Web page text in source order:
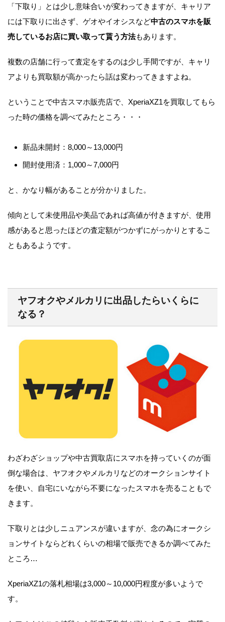
「下取り」とは少し意味合いが変わってきますが、キャリア
には下取りに出さず、ゲオやイオシスなど中古のスマホを販
売しているお店に買い取って貰う方法もあります。
複数の店舗に行って査定をするのは少し手間ですが、キャリ
アよりも買取額が高かったら話は変わってきますよね。
ということで中古スマホ販売店で、XperiaXZ1を買取してもら
った時の価格を調べてみたところ・・・
新品未開封：8,000～13,000円
開封使用済：1,000～7,000円
と、かなり幅があることが分かりました。
傾向として未使用品や美品であれば高値が付きますが、使用
感があると思ったほどの査定額がつかずにがっかりとするこ
ともあるようです。
ヤフオクやメルカリに出品したらいくらに
なる？
わざわざショップや中古買取店にスマホを持っていくのが面
倒な場合は、ヤフオクやメルカリなどのオークションサイト
を使い、自宅にいながら不要になったスマホを売ることもで
きます。
下取りとは少しニュアンスが違いますが、念の為にオークシ
ョンサイトならどれくらいの相場で販売できるか調べてみた
ところ…
XperiaXZ1の落札相場は3,000～10,000円程度が多いようで
す。